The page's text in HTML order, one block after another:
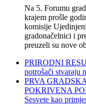
Na 5. Forumu
krajem prošle
komisije
gradonačelnici i
preuzeli su nove
PRIRODNI
potrošači stvaraju
PRVA
POKRIVENA
Sesvete kao